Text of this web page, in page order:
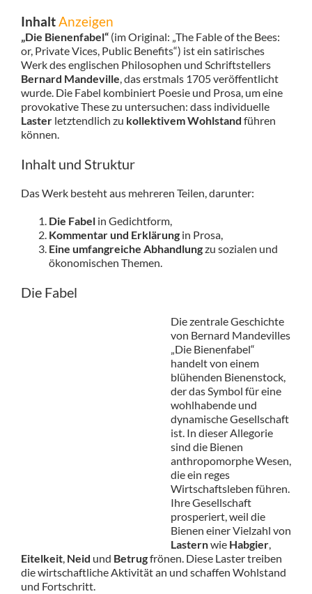
InhaltAnzeigen
„Die Bienenfabel“(im Original: „The Fable of the Bees:
or, Private Vices, Public Benefits“) ist ein satirisches
Werk des englischen Philosophen und Schriftstellers
Bernard Mandeville, das erstmals 1705 veröffentlicht
wurde. Die Fabel kombiniert Poesie und Prosa, um eine
provokative These zu untersuchen: dass individuelle
Lasterletztendlich zu kollektivem Wohlstand führen
können.
Inhalt und Struktur
Das Werk besteht aus mehreren Teilen, darunter:
Die Fabelin Gedichtform,
Kommentar und Erklärungin Prosa,
Eine umfangreiche Abhandlungzu sozialen und
ökonomischen Themen.
Die Fabel
Die zentrale Geschichte
von Bernard Mandevilles
„Die Bienenfabel“
handelt von einem
blühenden Bienenstock,
der das Symbol für eine
wohlhabende und
dynamische Gesellschaft
ist. In dieser Allegorie
sind die Bienen
anthropomorphe Wesen,
die ein reges
Wirtschaftsleben führen.
Ihre Gesellschaft
prosperiert, weil die
Bienen einer Vielzahl von
Lasternwie Habgier,
Eitelkeit, Neid und Betrugfrönen. Diese Laster treiben
die wirtschaftliche Aktivität an und schaffen Wohlstand
und Fortschritt.